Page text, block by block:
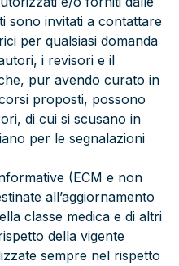
sono invitati a contattare
per qualsiasi domanda
i revisori e il
pur avendo curato in
proposti, possono
di cui si scusano in
per le segnalazioni
(ECM e non
all’aggiornamento
classe medica e di altri
della vigente
sempre nel rispetto